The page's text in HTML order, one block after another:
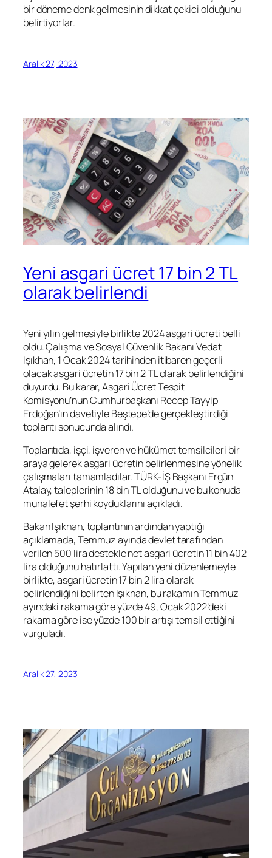
bir döneme denk gelmesinin dikkat çekici olduğunu
belirtiyorlar.
Aralık 27, 2023
Yeni asgari ücret 17 bin 2 TL
olarak belirlendi
Yeni yılın gelmesiyle birlikte 2024 asgari ücreti belli
oldu. Çalışma ve Sosyal Güvenlik Bakanı Vedat
Işıkhan, 1 Ocak 2024 tarihinden itibaren geçerli
olacak asgari ücretin 17 bin 2 TL olarak belirlendiğini
duyurdu. Bu karar, Asgari Ücret Tespit
Komisyonu’nun Cumhurbaşkanı Recep Tayyip
Erdoğan’ın davetiyle Beştepe’de gerçekleştirdiği
toplantı sonucunda alındı.
Toplantıda, işçi, işveren ve hükümet temsilcileri bir
araya gelerek asgari ücretin belirlenmesine yönelik
çalışmaları tamamladılar. TÜRK-İŞ Başkanı Ergün
Atalay, taleplerinin 18 bin TL olduğunu ve bu konuda
muhalefet şerhi koyduklarını açıkladı.
Bakan Işıkhan, toplantının ardından yaptığı
açıklamada, Temmuz ayında devlet tarafından
verilen 500 lira destekle net asgari ücretin 11 bin 402
lira olduğunu hatırlattı. Yapılan yeni düzenlemeyle
birlikte, asgari ücretin 17 bin 2 lira olarak
belirlendiğini belirten Işıkhan, bu rakamın Temmuz
ayındaki rakama göre yüzde 49, Ocak 2022’deki
rakama göre ise yüzde 100 bir artışı temsil ettiğini
vurguladı.
Aralık 27, 2023